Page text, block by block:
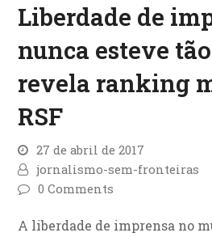
Liberdade de
nunca esteve
revela ranking
RSF
27 de abril de 2017
jornalismo-sem-fronteiras
0 Comments
A liberdade de imprensa no